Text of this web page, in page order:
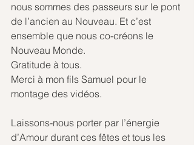
nous sommes des passeurs sur le pont
de l’ancien au Nouveau. Et c’est
ensemble que nous co-créons le
Nouveau Monde.
Gratitude à tous.
Merci à mon fils Samuel pour le
montage des vidéos.
Laissons-nous porter par l’énergie
d’Amour durant ces fêtes et tous les